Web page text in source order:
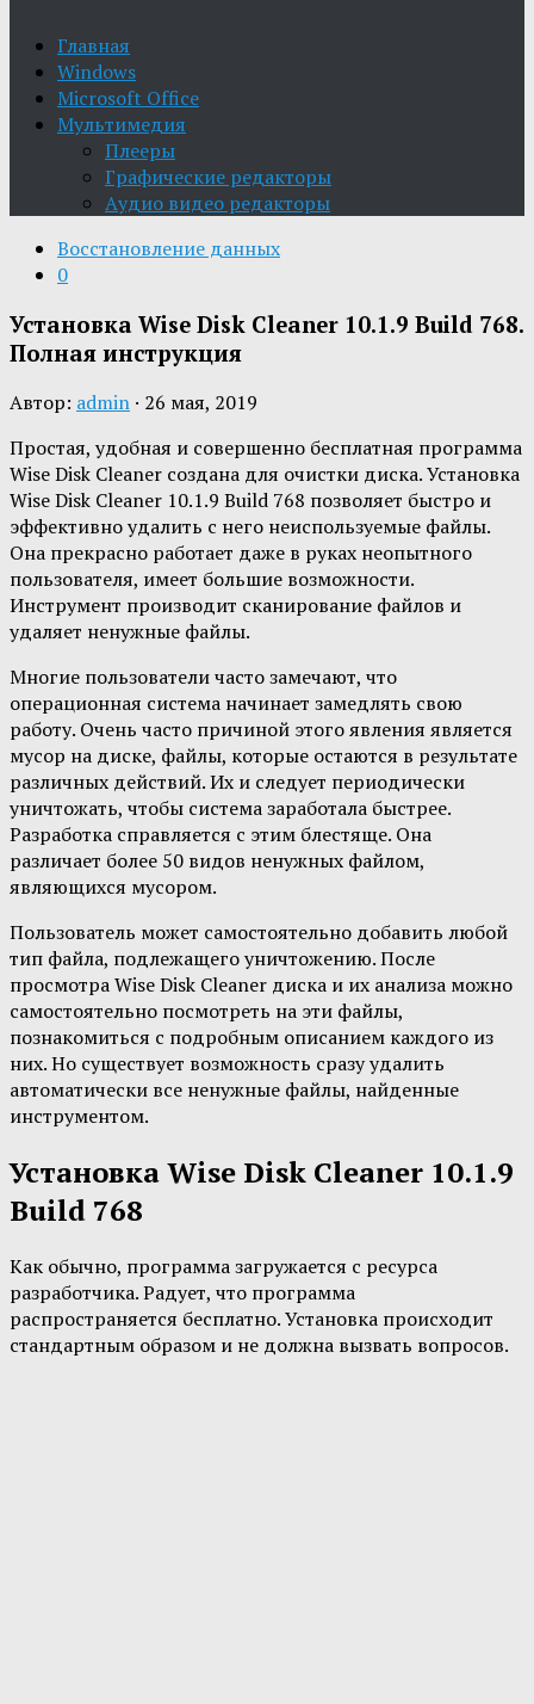
Главная
Windows
Microsoft Office
Мультимедия
Плееры
Графические редакторы
Aудио видео редакторы
Восстановление данных
0
Установка Wise Disk Cleaner 10.1.9 Build 768.
Полная инструкция
Автор: admin · 26 мая, 2019
Простая, удобная и совершенно бесплатная программа
Wise Disk Cleaner создана для очистки диска. Установка
Wise Disk Cleaner 10.1.9 Build 768 позволяет быстро и
эффективно удалить с него неиспользуемые файлы.
Она прекрасно работает даже в руках неопытного
пользователя, имеет большие возможности.
Инструмент производит сканирование файлов и
удаляет ненужные файлы.
Многие пользователи часто замечают, что
операционная система начинает замедлять свою
работу. Очень часто причиной этого явления является
мусор на диске, файлы, которые остаются в результате
различных действий. Их и следует периодически
уничтожать, чтобы система заработала быстрее.
Разработка справляется с этим блестяще. Она
различает более 50 видов ненужных файлом,
являющихся мусором.
Пользователь может самостоятельно добавить любой
тип файла, подлежащего уничтожению. После
просмотра Wise Disk Cleaner диска и их анализа можно
самостоятельно посмотреть на эти файлы,
познакомиться с подробным описанием каждого из
них. Но существует возможность сразу удалить
автоматически все ненужные файлы, найденные
инструментом.
Установка Wise Disk Cleaner 10.1.9
Build 768
Как обычно, программа загружается с ресурса
разработчика. Радует, что программа
распространяется бесплатно. Установка происходит
стандартным образом и не должна вызвать вопросов.